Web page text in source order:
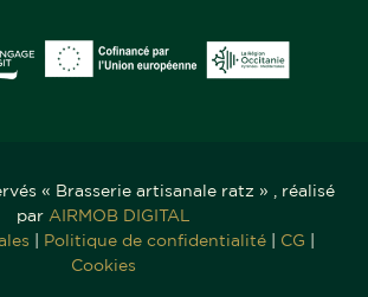
« Brasserie artisanale ratz » , réalisé
par AIRMOB DIGITAL
Politique de confidentialité| CG
Cookies